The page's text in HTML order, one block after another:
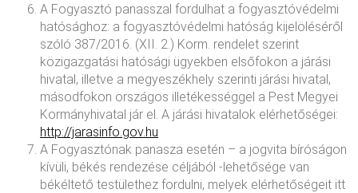
A Fogyasztó panasszal fordulhat a fogyasztóvédelmi
hatósághoz: a fogyasztóvédelmi hatóság kijelöléséről
szóló 387/2016. (XII. 2.) Korm. rendelet szerint
közigazgatási hatósági ügyekben elsőfokon a járási
hivatal, illetve a megyeszékhely szerinti járási hivatal,
másodfokon országos illetékességgel a Pest Megyei
Kormányhivatal jár el. A járási hivatalok elérhetőségei:
http://jarasinfo.gov.hu
A Fogyasztónak panasza esetén – a jogvita bíróságon
kívüli, békés rendezése céljából -lehetősége van
békéltető testülethez fordulni, melyek elérhetőségeit itt